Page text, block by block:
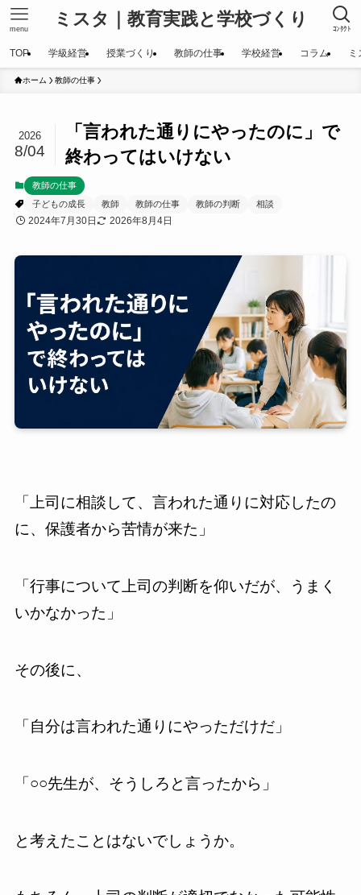
ミスタ｜教育実践と学校づくり ｺﾝﾀｸﾄ
menu
TOP 学級経営 授業づくり 教師の仕事 学校経営 コラム
ホーム 教師の仕事
「言われた通りにやったのに」で
終わってはいけない
2026
8/04
教師の仕事
子どもの成長
教師 教師の仕事 教師の判断 相談
2024年7月30日 2026年8月4日
「上司に相談して、言われた通りに対応したの
に、保護者から苦情が来た」
「行事について上司の判断を仰いだが、うまく
いかなかった」
その後に、
「自分は言われた通りにやっただけだ」
「○○先生が、そうしろと言ったから」
と考えたことはないでしょうか。